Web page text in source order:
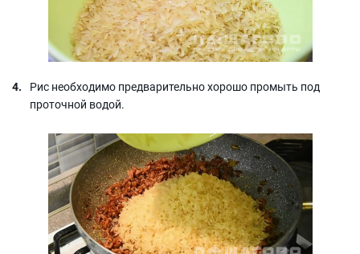
Рис необходимо предварительно хорошо промыть под
проточной водой.